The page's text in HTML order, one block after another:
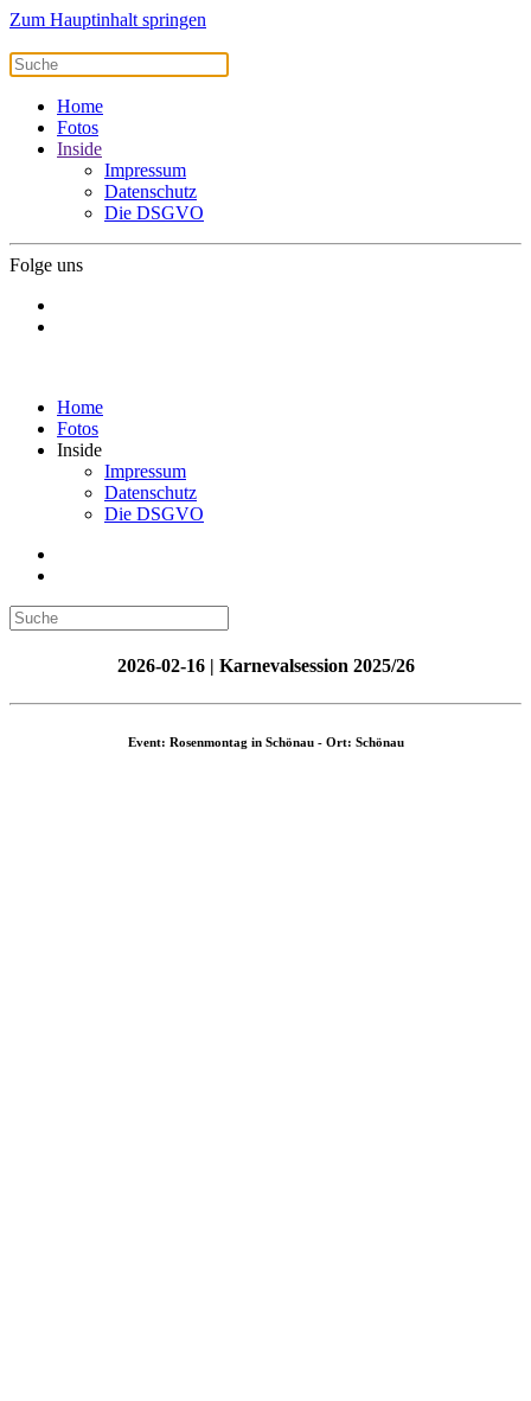
Zum Hauptinhalt springen
Home
Fotos
Inside
Impressum
Datenschutz
Die DSGVO
Folge uns
Home
Fotos
Inside
Impressum
Datenschutz
Die DSGVO
2026-02-16 | Karnevalsession 2025/26
Event: Rosenmontag in Schönau - Ort: Schönau